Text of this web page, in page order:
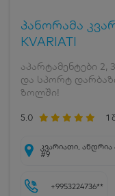
პანორამა
KVARIATI
აპარტამენტები 2,
და სპორტ
ზოლში!
5.0 1
კვარიათი,
#9
+9953224736**